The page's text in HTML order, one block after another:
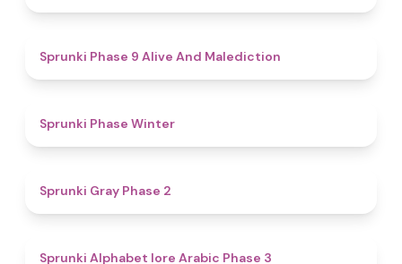
Sprunki Phase 9 Alive And Malediction
Sprunki Phase Winter
Sprunki Gray Phase 2
Sprunki Alphabet lore Arabic Phase 3